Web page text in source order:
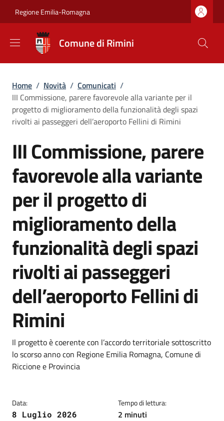
Regione Emilia-Romagna
Comune di Rimini
Briciole di pane
Home / Novità / Comunicati /
III Commissione, parere favorevole alla variante per il
progetto di miglioramento della funzionalità degli spazi
rivolti ai passeggeri dell’aeroporto Fellini di Rimini
III Commissione, parere
favorevole alla variante
per il progetto di
miglioramento della
funzionalità degli spazi
rivolti ai passeggeri
dell’aeroporto Fellini di
Rimini
Dettagli
Descrizione breve
Il progetto è coerente con l’accordo territoriale sottoscritto
lo scorso anno con Regione Emilia Romagna, Comune di
Riccione e Provincia
Data:
8 Luglio 2026
Tempo di lettura:
2 minuti